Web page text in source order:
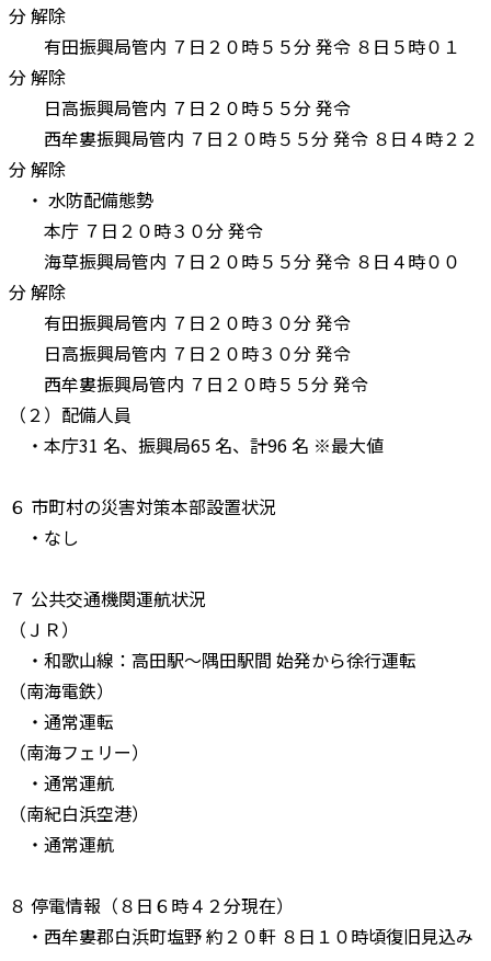
分 解除
有田振興局管内 ７日２０時５５分 発令 ８日５時０１
分 解除
日高振興局管内 ７日２０時５５分 発令
西牟婁振興局管内 ７日２０時５５分 発令 ８日４時２２
分 解除
・ 水防配備態勢
本庁 ７日２０時３０分 発令
海草振興局管内 ７日２０時５５分 発令 ８日４時００
分 解除
有田振興局管内 ７日２０時３０分 発令
日高振興局管内 ７日２０時３０分 発令
西牟婁振興局管内 ７日２０時５５分 発令
（２）配備人員
・本庁31 名、振興局65 名、計96 名 ※最大値
６ 市町村の災害対策本部設置状況
・なし
７ 公共交通機関運航状況
（ＪＲ）
・和歌山線：高田駅～隅田駅間 始発から徐行運転
（南海電鉄）
・通常運転
（南海フェリー）
・通常運航
（南紀白浜空港）
・通常運航
８ 停電情報（８日６時４２分現在）
・西牟婁郡白浜町塩野 約２０軒 ８日１０時頃復旧見込み